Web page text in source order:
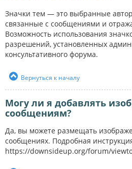
Значки тем — это выбранные
связанные с сообщениями и
Возможность использования
разрешений, установленных
консультативного форума.
Вернуться к началу
Могу ли я добавлять
сообщениям?
Да, вы можете размещать
сообщениях. Подробная
https://downsideup.org/forum/